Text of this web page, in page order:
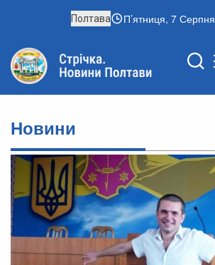
Полтава П’ятниця, 7 Серпня
Новини